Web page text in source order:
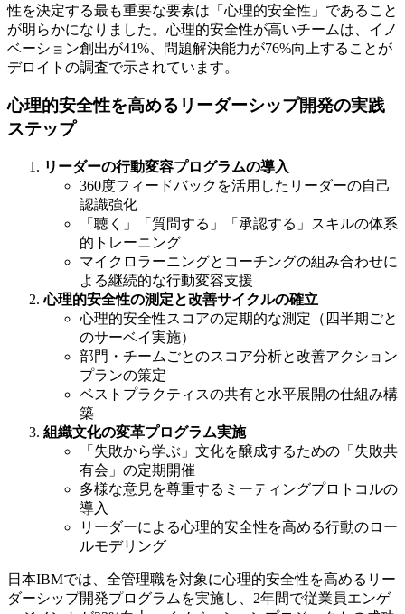
性を決定する最も重要な要素は「心理的安全性」であること
が明らかになりました。心理的安全性が高いチームは、イノ
ベーション創出が41%、問題解決能力が76%向上することが
デロイトの調査で示されています。
心理的安全性を高めるリーダーシップ開発の実践
ステップ
リーダーの行動変容プログラムの導入
360度フィードバックを活用したリーダーの自己
認識強化
「聴く」「質問する」「承認する」スキルの体系
的トレーニング
マイクロラーニングとコーチングの組み合わせに
よる継続的な行動変容支援
心理的安全性の測定と改善サイクルの確立
心理的安全性スコアの定期的な測定（四半期ごと
のサーベイ実施）
部門・チームごとのスコア分析と改善アクション
プランの策定
ベストプラクティスの共有と水平展開の仕組み構
築
組織文化の変革プログラム実施
「失敗から学ぶ」文化を醸成するための「失敗共
有会」の定期開催
多様な意見を尊重するミーティングプロトコルの
導入
リーダーによる心理的安全性を高める行動のロー
ルモデリング
日本IBMでは、全管理職を対象に心理的安全性を高めるリー
ダーシップ開発プログラムを実施し、2年間で従業員エンゲ